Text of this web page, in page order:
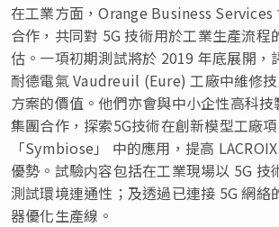
在工業方面，Orange Business Services
合作，共同對 5G 技術用於工業生產流程
估。一項初期測試將於 2019 年底展開，
耐德電氣 Vaudreuil (Eure) 工廠中維修
方案的價值。他們亦會與中小企性高科技
集團合作，探索5G技術在創新模型工廠
「Symbiose」 中的應用，提高
優勢。試驗内容包括在工業現場以 5G 技
測試環境連通性；及透過已連接 5G 網絡
器優化生產線。